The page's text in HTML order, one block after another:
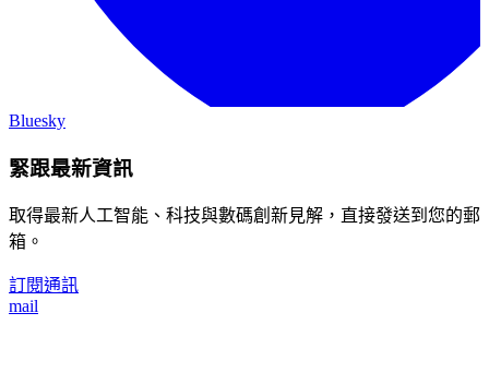
Bluesky
緊跟最新資訊
取得最新人工智能、科技與數碼創新見解，直接發送到您的郵
箱。
訂閱通訊
mail